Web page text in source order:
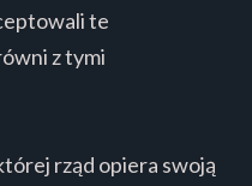
te
z tymi
rząd opiera swoją